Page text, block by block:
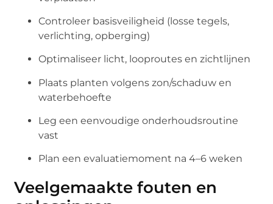
Controleer basisveiligheid (losse tegels,
verlichting, opberging)
Optimaliseer licht, looproutes en zichtlijnen
Plaats planten volgens zon/schaduw en
waterbehoefte
Leg een eenvoudige onderhoudsroutine
vast
Plan een evaluatiemoment na 4–6 weken
Veelgemaakte fouten en